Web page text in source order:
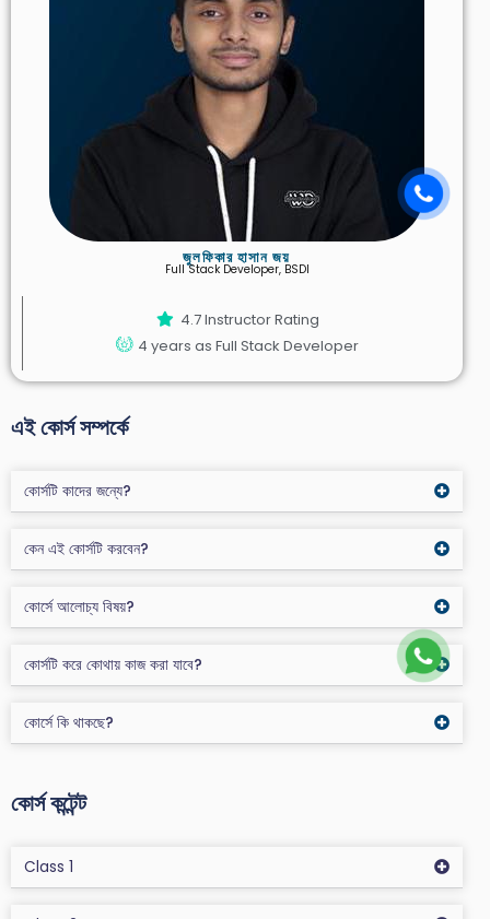
জুলফিকার হাসান জয়
Full Stack Developer, BSDI
4.7 Instructor Rating
4 years as Full Stack Developer
এই কোর্স সম্পর্কে
কোর্সটি কাদের জন্যে?
কেন এই কোর্সটি করবেন?
কোর্সে আলোচ্য বিষয়?
কোর্সটি করে কোথায় কাজ করা যাবে?
কোর্সে কি থাকছে?
কোর্স কন্টেন্ট
Class 1